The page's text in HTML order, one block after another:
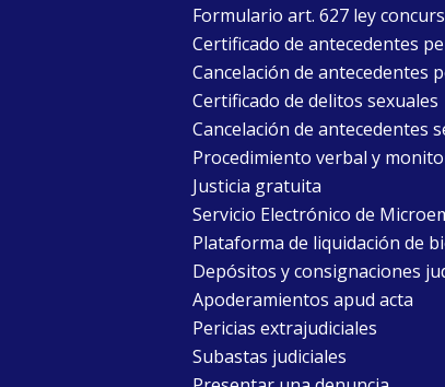
Formulario art. 627 ley
Certificado de antecedentes
Cancelación de antecedentes
Certificado de delitos sexuales
Cancelación de antecedentes
Procedimiento verbal y
Justicia gratuita
Servicio Electrónico de
Plataforma de liquidación de
Depósitos y consignaciones
Apoderamientos apud acta
Pericias extrajudiciales
Subastas judiciales